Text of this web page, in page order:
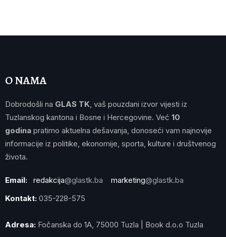
O NAMA
Dobrodošli na GLAS TK , vaš pouzdani izvor vijesti iz
Tuzlanskog kantona i Bosne i Hercegovine. Već 10
godina pratimo aktuelna dešavanja, donoseći vam najnovije
informacije iz politike, ekonomije, sporta, kulture i društvenog
života.
Email: redakcija@glastk.ba marketing@glastk.ba
Kontakt: 035-228-575
Adresa: Fočanska do 1A, 75000 Tuzla | Book d.o.o Tuzla